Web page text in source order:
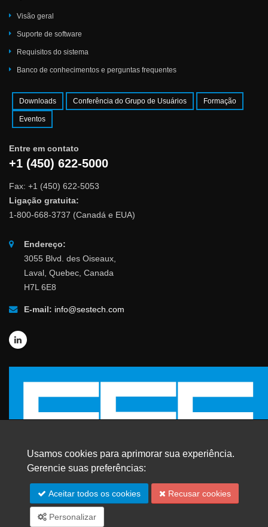
Visão geral
Suporte de software
Requisitos do sistema
Banco de conhecimentos e perguntas frequentes
Downloads Conferência do Grupo de Usuários Formação
Eventos
Entre em contato
+1 (450) 622-5000
Fax: +1 (450) 622-5053
Ligação gratuita:
1-800-668-3737 (Canadá e EUA)
Endereço:
3055 Blvd. des Oiseaux,
Laval, Quebec, Canada
H7L 6E8
E-mail: info@sestech.com
© 2026 SafEngServices & technologies ltd.
Todos os direitos reservados. | Marcas Registradas
Usamos cookies para aprimorar sua experiência.
Gerencie suas preferências:
Aceitar todos os cookies Recusar cookies
Personalizar